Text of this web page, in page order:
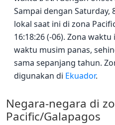
Sampai dengan Saturday,
lokal saat ini di zona
16:18:26 (-06). Zona
waktu musim panas,
sama sepanjang tahun.
digunakan di Ekuador.
Negara-negara di
Pacific/Galapagos